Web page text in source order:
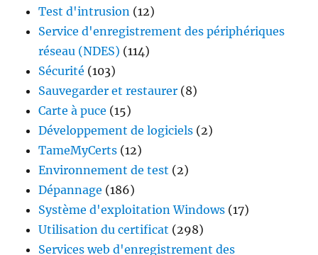
Test d'intrusion (12)
Service d'enregistrement des périphériques
réseau (NDES) (114)
Sécurité (103)
Sauvegarder et restaurer (8)
Carte à puce (15)
Développement de logiciels (2)
TameMyCerts (12)
Environnement de test (2)
Dépannage (186)
Système d'exploitation Windows (17)
Utilisation du certificat (298)
Services web d'enregistrement des